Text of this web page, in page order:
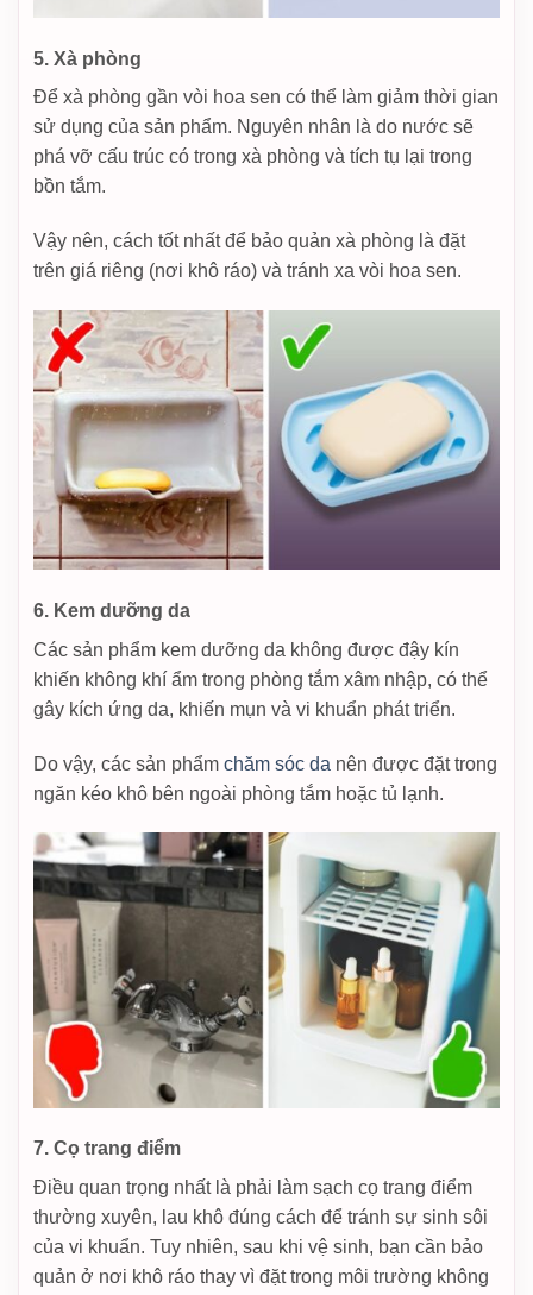
5. Xà phòng
Để xà phòng gần vòi hoa sen có thể làm giảm thời gian
sử dụng của sản phẩm. Nguyên nhân là do nước sẽ
phá vỡ cấu trúc có trong xà phòng và tích tụ lại trong
bồn tắm.
Vậy nên, cách tốt nhất để bảo quản xà phòng là đặt
trên giá riêng (nơi khô ráo) và tránh xa vòi hoa sen.
6. Kem dưỡng da
Các sản phẩm kem dưỡng da không được đậy kín
khiến không khí ẩm trong phòng tắm xâm nhập, có thể
gây kích ứng da, khiến mụn và vi khuẩn phát triển.
Do vậy, các sản phẩm chăm sóc da nên được đặt trong
ngăn kéo khô bên ngoài phòng tắm hoặc tủ lạnh.
7. Cọ trang điểm
Điều quan trọng nhất là phải làm sạch cọ trang điểm
thường xuyên, lau khô đúng cách để tránh sự sinh sôi
của vi khuẩn. Tuy nhiên, sau khi vệ sinh, bạn cần bảo
quản ở nơi khô ráo thay vì đặt trong môi trường không